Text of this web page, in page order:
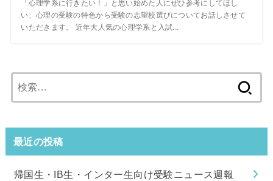
「心理学系に行きたい！」と思い始めた人にぜひ参考にしてほし
い、心理の受験の特色から受験の志望校選びについてお話しさせて
いただきます。 近年大人気の心理学系と入試...
索:
最近の投稿
帰国生・IB生・インター生向け受験ニュース週報